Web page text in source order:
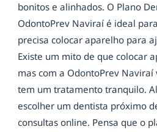
bonitos e alinhados. O Plano
OdontoPrev Naviraí é ideal
precisa colocar aparelho para
Existe um mito de que colocar
mas com a OdontoPrev Naviraí
tem um tratamento tranquilo.
escolher um dentista próximo
consultas online. Pensa que o